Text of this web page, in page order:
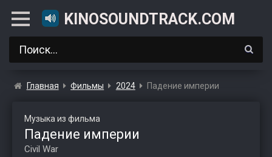
KINOSOUNDTRACK.COM
Главная Фильмы 2024 Падение империи
Музыка из фильма
Падение империи
Civil War